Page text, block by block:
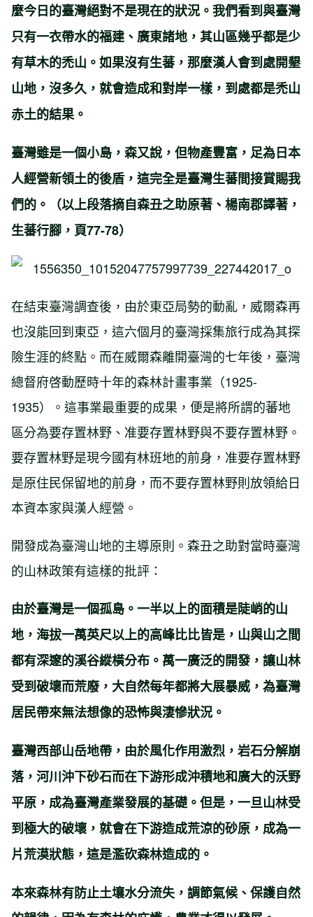
麼今日的臺灣絕對不是現在的狀況。我們看到與臺灣
只有一衣帶水的福建、廣東諸地，其山區幾乎都是少
有草木的禿山。如果沒有生蕃，那麼漢人會到處開墾
山地，沒多久，就會造成和對岸一樣，到處都是禿山
赤土的結果。
臺灣雖是一個小島，森又說，但物產豐富，足為日本
人經營新領土的後盾，這完全是臺灣生蕃間接賞賜我
們的。（以上段落摘自森丑之助原著、楊南郡譯著，
生蕃行腳，頁77-78）
在結束臺灣調查後，由於東亞局勢的動亂，威爾森再
也沒能回到東亞，這六個月的臺灣採集旅行成為其探
險生涯的終點。而在威爾森離開臺灣的七年後，臺灣
總督府啓動歷時十年的森林計畫事業（1925-
1935）。這事業最重要的成果，便是將所謂的蕃地
區分為要存置林野、准要存置林野與不要存置林野。
要存置林野是現今國有林班地的前身，准要存置林野
是原住民保留地的前身，而不要存置林野則放領給日
本資本家與漢人經營。
開發成為臺灣山地的主導原則。森丑之助對當時臺灣
的山林政策有這樣的批評：
由於臺灣是一個孤島。一半以上的面積是陡峭的山
地，海拔一萬英尺以上的高峰比比皆是，山與山之間
都有深邃的溪谷縱橫分布。萬一廣泛的開發，讓山林
受到破壞而荒廢，大自然每年都將大展暴威，為臺灣
居民帶來無法想像的恐怖與淒慘狀況。
臺灣西部山岳地帶，由於風化作用激烈，岩石分解崩
落，河川沖下砂石而在下游形成沖積地和廣大的沃野
平原，成為臺灣產業發展的基礎。但是，一旦山林受
到極大的破壞，就會在下游造成荒涼的砂原，成為一
片荒漠狀態，這是濫砍森林造成的。
本來森林有防止土壤水分流失，調節氣候、保護自然